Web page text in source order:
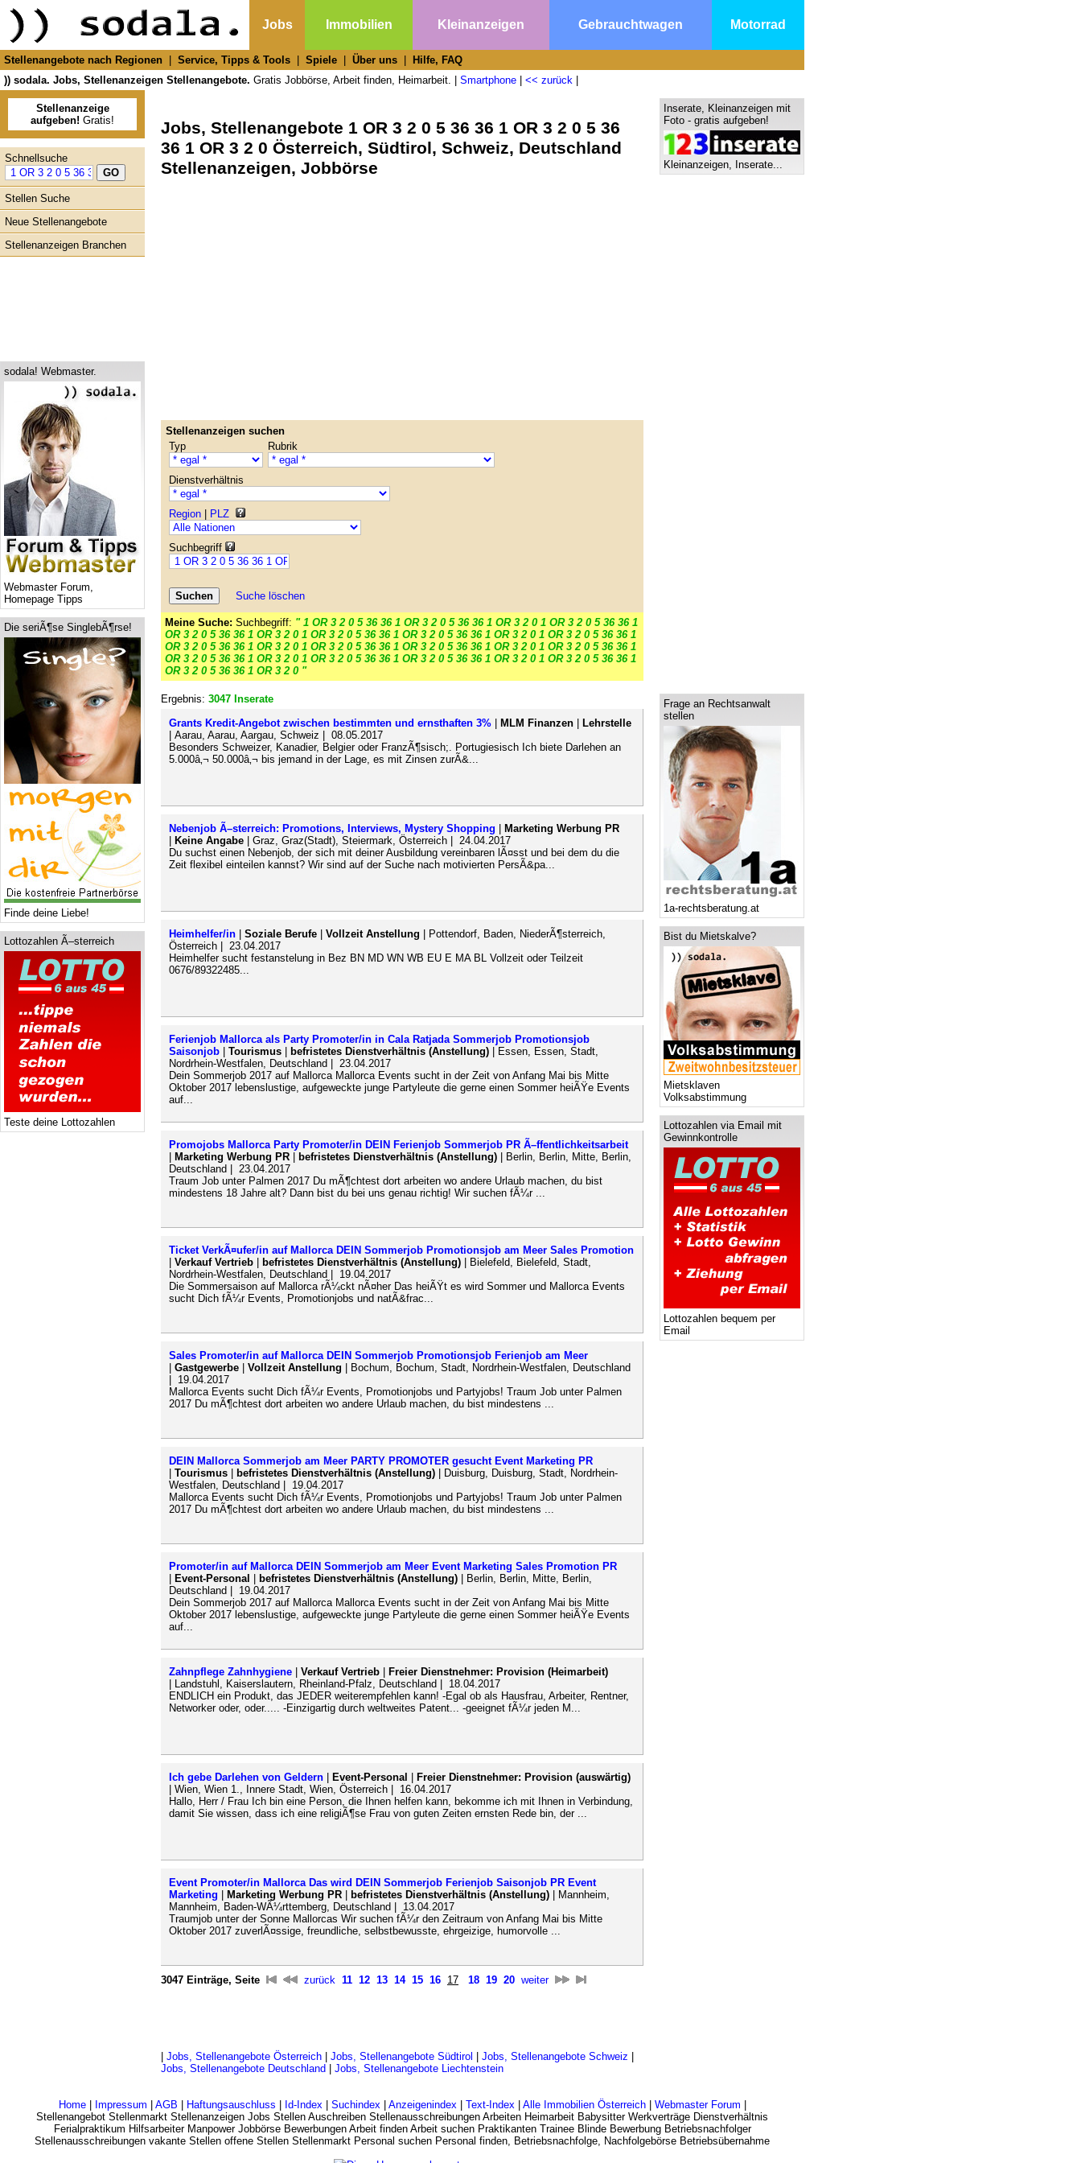
Jobs Immobilien Kleinanzeigen Gebrauchtwagen Motorrad
Stellenangebote nach Regionen Service, Tipps & Tools Spiele Über uns
Hilfe, FAQ
)) sodala. Jobs, Stellenanzeigen Stellenangebote. Gratis Jobbörse, Arbeit finden, Heimarbeit. | Smartphone << zurück
Stellenanzeige
aufgeben! Gratis!
Schnellsuche
Stellen Suche
Neue Stellenangebote
Stellenanzeigen Branchen
sodala! Webmaster.
Webmaster Forum,
Homepage Tipps
Die seriÃ¶se SinglebÃ¶rse!
Finde deine Liebe!
Lottozahlen Ã–sterreich
Teste deine Lottozahlen
Jobs, Stellenangebote 1 OR 3 2 0 5 36 36 1 OR 3 2 0 5 36
36 1 OR 3 2 0 Österreich, Südtirol, Schweiz, Deutschland
Stellenanzeigen, Jobbörse
Stellenanzeigen suchen
Typ
Rubrik
Dienstverhältnis
Region PLZ
Suchbegriff
Suche löschen
Meine Suche: Suchbegriff: " 1 OR 3 2 0 5 36 36 1 OR 3 2 0 5 36 36 1 OR 3 2 0 1 OR 3 2 0 5 36 36 1
OR 3 2 0 5 36 36 1 OR 3 2 0 1 OR 3 2 0 5 36 36 1 OR 3 2 0 5 36 36 1 OR 3 2 0 1 OR 3 2 0 5 36 36 1
OR 3 2 0 5 36 36 1 OR 3 2 0 1 OR 3 2 0 5 36 36 1 OR 3 2 0 5 36 36 1 OR 3 2 0 1 OR 3 2 0 5 36 36 1
OR 3 2 0 5 36 36 1 OR 3 2 0 1 OR 3 2 0 5 36 36 1 OR 3 2 0 5 36 36 1 OR 3 2 0 1 OR 3 2 0 5 36 36 1
OR 3 2 0 5 36 36 1 OR 3 2 0 "
Ergebnis: 3047 Inserate
Grants Kredit-Angebot zwischen bestimmten und ernsthaften 3%
MLM Finanzen
Lehrstelle
| Aarau, Aarau, Aargau, Schweiz | 08.05.2017
Besonders Schweizer, Kanadier, Belgier oder FranzÃ¶sisch;. Portugiesisch Ich biete Darlehen an
5.000â‚¬ 50.000â‚¬ bis jemand in der Lage, es mit Zinsen zurÃ&...
Nebenjob Ã–sterreich: Promotions, Interviews, Mystery Shopping
Marketing Werbung PR
Keine Angabe | Graz, Graz(Stadt), Steiermark, Österreich | 24.04.2017
Du suchst einen Nebenjob, der sich mit deiner Ausbildung vereinbaren lÃ¤sst und bei dem du die
Zeit flexibel einteilen kannst? Wir sind auf der Suche nach motivierten PersÃ&pa...
Heimhelfer/in Soziale Berufe Vollzeit Anstellung | Pottendorf, Baden, NiederÃ¶sterreich,
Österreich | 23.04.2017
Heimhelfer sucht festanstelung in Bez BN MD WN WB EU E MA BL Vollzeit oder Teilzeit
0676/89322485...
Ferienjob Mallorca als Party Promoter/in in Cala Ratjada Sommerjob Promotionsjob
Saisonjob
Tourismus befristetes Dienstverhältnis (Anstellung) | Essen, Essen, Stadt,
Nordrhein-Westfalen, Deutschland | 23.04.2017
Dein Sommerjob 2017 auf Mallorca Mallorca Events sucht in der Zeit von Anfang Mai bis Mitte
Oktober 2017 lebenslustige, aufgeweckte junge Partyleute die gerne einen Sommer heiÃŸe Events
auf...
Promojobs Mallorca Party Promoter/in DEIN Ferienjob Sommerjob PR Ã–ffentlichkeitsarbeit
Marketing Werbung PR befristetes Dienstverhältnis (Anstellung) | Berlin, Berlin, Mitte, Berlin,
Deutschland | 23.04.2017
Traum Job unter Palmen 2017 Du mÃ¶chtest dort arbeiten wo andere Urlaub machen, du bist
mindestens 18 Jahre alt? Dann bist du bei uns genau richtig! Wir suchen fÃ¼r ...
Ticket VerkÃ¤ufer/in auf Mallorca DEIN Sommerjob Promotionsjob am Meer Sales Promotion
Verkauf Vertrieb befristetes Dienstverhältnis (Anstellung) | Bielefeld, Bielefeld, Stadt,
Nordrhein-Westfalen, Deutschland | 19.04.2017
Die Sommersaison auf Mallorca rÃ¼ckt nÃ¤her Das heiÃŸt es wird Sommer und Mallorca Events
sucht Dich fÃ¼r Events, Promotionjobs und natÃ&frac...
Sales Promoter/in auf Mallorca DEIN Sommerjob Promotionsjob Ferienjob am Meer
Gastgewerbe Vollzeit Anstellung | Bochum, Bochum, Stadt, Nordrhein-Westfalen, Deutschland
| 19.04.2017
Mallorca Events sucht Dich fÃ¼r Events, Promotionjobs und Partyjobs! Traum Job unter Palmen
2017 Du mÃ¶chtest dort arbeiten wo andere Urlaub machen, du bist mindestens ...
DEIN Mallorca Sommerjob am Meer PARTY PROMOTER gesucht Event Marketing PR
Tourismus befristetes Dienstverhältnis (Anstellung) | Duisburg, Duisburg, Stadt, Nordrhein-
Westfalen, Deutschland | 19.04.2017
Mallorca Events sucht Dich fÃ¼r Events, Promotionjobs und Partyjobs! Traum Job unter Palmen
2017 Du mÃ¶chtest dort arbeiten wo andere Urlaub machen, du bist mindestens ...
Promoter/in auf Mallorca DEIN Sommerjob am Meer Event Marketing Sales Promotion PR
Event-Personal befristetes Dienstverhältnis (Anstellung) | Berlin, Berlin, Mitte, Berlin,
Deutschland | 19.04.2017
Dein Sommerjob 2017 auf Mallorca Mallorca Events sucht in der Zeit von Anfang Mai bis Mitte
Oktober 2017 lebenslustige, aufgeweckte junge Partyleute die gerne einen Sommer heiÃŸe Events
auf...
Zahnpflege Zahnhygiene Verkauf Vertrieb
Freier Dienstnehmer: Provision (Heimarbeit)
| Landstuhl, Kaiserslautern, Rheinland-Pfalz, Deutschland | 18.04.2017
ENDLICH ein Produkt, das JEDER weiterempfehlen kann! -Egal ob als Hausfrau, Arbeiter, Rentner,
Networker oder, oder..... -Einzigartig durch weltweites Patent... -geeignet fÃ¼r jeden M...
Ich gebe Darlehen von Geldern Event-Personal
Freier Dienstnehmer: Provision (auswärtig)
| Wien, Wien 1., Innere Stadt, Wien, Österreich | 16.04.2017
Hallo, Herr / Frau Ich bin eine Person, die Ihnen helfen kann, bekomme ich mit Ihnen in Verbindung,
damit Sie wissen, dass ich eine religiÃ¶se Frau von guten Zeiten ernsten Rede bin, der ...
Event Promoter/in Mallorca Das wird DEIN Sommerjob Ferienjob Saisonjob PR Event
Marketing
Marketing Werbung PR befristetes Dienstverhältnis (Anstellung) | Mannheim,
Mannheim, Baden-WÃ¼rttemberg, Deutschland | 13.04.2017
Traumjob unter der Sonne Mallorcas Wir suchen fÃ¼r den Zeitraum von Anfang Mai bis Mitte
Oktober 2017 zuverlÃ¤ssige, freundliche, selbstbewusste, ehrgeizige, humorvolle ...
3047 Einträge, Seite zurück 11 12 13 14 15 16 17 18 19 20 weiter
Jobs, Stellenangebote Österreich Jobs, Stellenangebote Südtirol Jobs, Stellenangebote Schweiz
Jobs, Stellenangebote Deutschland
Jobs, Stellenangebote Liechtenstein
Inserate, Kleinanzeigen mit
Foto - gratis aufgeben!
Kleinanzeigen, Inserate...
Frage an Rechtsanwalt
stellen
1a-rechtsberatung.at
Bist du Mietskalve?
Mietsklaven
Volksabstimmung
Lottozahlen via Email mit
Gewinnkontrolle
Lottozahlen bequem per
Email
Home| Impressum AGB Haftungsauschluss Id-Index| Suchindex| Anzeigenindex| Text-Index| Alle Immobilien Österreich| Webmaster Forum
Stellenangebot Stellenmarkt Stellenanzeigen Jobs Stellen Auschreiben Stellenausschreibungen Arbeiten Heimarbeit Babysitter Werkverträge Dienstverhältnis
Ferialpraktikum Hilfsarbeiter Manpower Jobbörse Bewerbungen Arbeit finden Arbeit suchen Praktikanten Trainee Blinde Bewerbung Betriebsnachfolger
Stellenausschreibungen vakante Stellen offene Stellen Stellenmarkt Personal suchen Personal finden, Betriebsnachfolge, Nachfolgebörse Betriebsübernahme